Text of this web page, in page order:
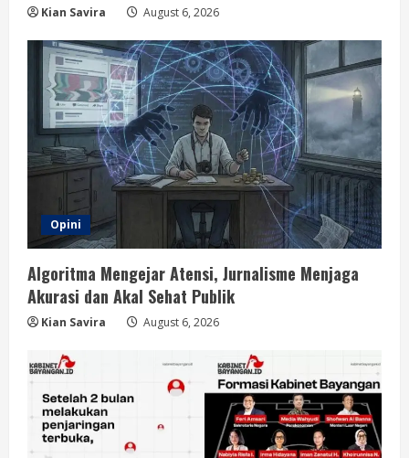
Kian Savira August 6, 2026
Opini
Algoritma Mengejar Atensi, Jurnalisme Menjaga
Akurasi dan Akal Sehat Publik
Kian Savira August 6, 2026